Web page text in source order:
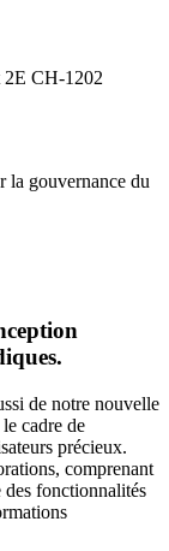
2E CH-1202
la gouvernance du
de notre nouvelle
cadre de
précieux.
comprenant
fonctionnalités